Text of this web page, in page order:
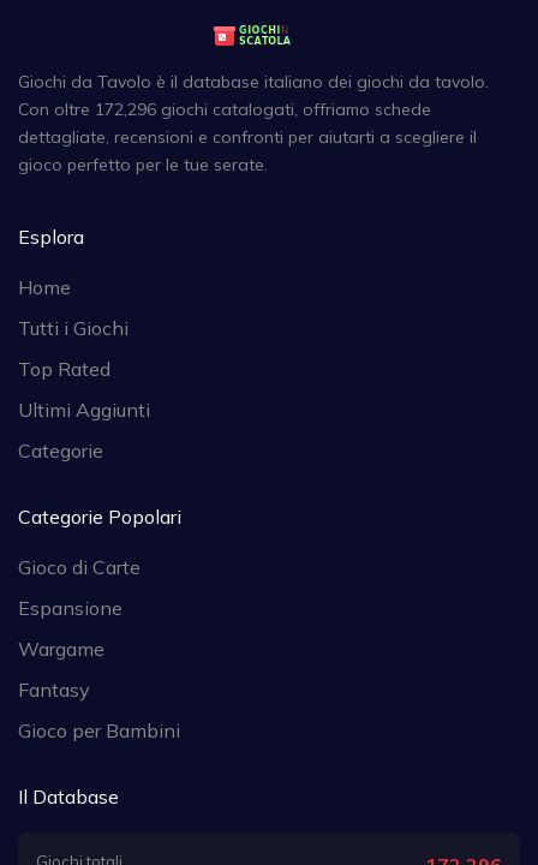
Giochi da Tavolo è il database italiano dei giochi da tavolo.
Con oltre 172,296 giochi catalogati, offriamo schede
dettagliate, recensioni e confronti per aiutarti a scegliere il
gioco perfetto per le tue serate.
Esplora
Home
Tutti i Giochi
Top Rated
Ultimi Aggiunti
Categorie
Categorie Popolari
Gioco di Carte
Espansione
Wargame
Fantasy
Gioco per Bambini
Il Database